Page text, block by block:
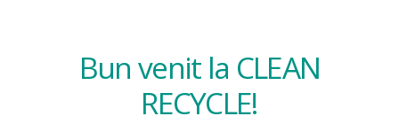
Bun venit la CLEAN
RECYCLE!